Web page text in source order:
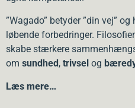
”Wagado” betyder ”din vej”
løbende forbedringer.
skabe stærkere
om sundhed, trivsel og
Læs mere…